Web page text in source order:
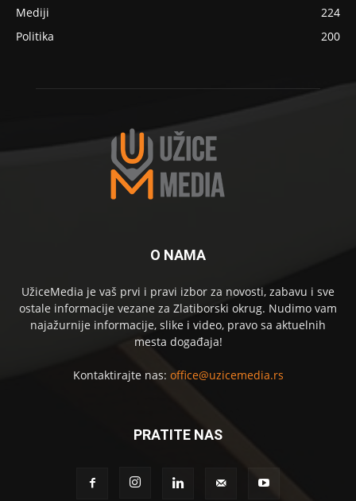
Mediji
224
Politika
200
O NAMA
UžiceMedia je vaš prvi i pravi izbor za novosti, zabavu i sve
ostale informacije vezane za Zlatiborski okrug. Nudimo vam
najažurnije informacije, slike i video, pravo sa aktuelnih
mesta događaja!
Kontaktirajte nas: office@uzicemedia.rs
PRATITE NAS